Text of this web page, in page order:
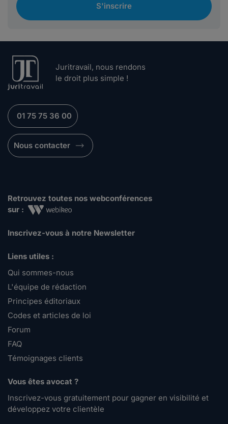
S'inscrire
Juritravail, nous rendons
le droit plus simple !
01 75 75 36 00
Nous contacter
Retrouvez toutes nos webconférences
sur :
Inscrivez-vous à notre Newsletter
Liens utiles :
Qui sommes-nous
L'équipe de rédaction
Principes éditoriaux
Codes et articles de loi
Forum
FAQ
Témoignages clients
Vous êtes avocat ?
Inscrivez-vous gratuitement pour gagner en visibilité et
développez votre clientèle